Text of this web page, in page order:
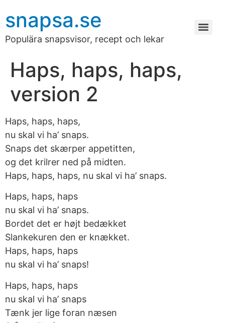
snapsa.se
Populära snapsvisor, recept och lekar
Haps, haps, haps,
version 2
Haps, haps, haps,
nu skal vi ha’ snaps.
Snaps det skærper appetitten,
og det krilrer ned på midten.
Haps, haps, haps, nu skal vi ha’ snaps.
Haps, haps, haps
nu skal vi ha’ snaps.
Bordet det er højt bedækket
Slankekuren den er knækket.
Haps, haps, haps
nu skal vi ha’ snaps!
Haps, haps, haps
nu skal vi ha’ snaps
Tænk jer lige foran næsen